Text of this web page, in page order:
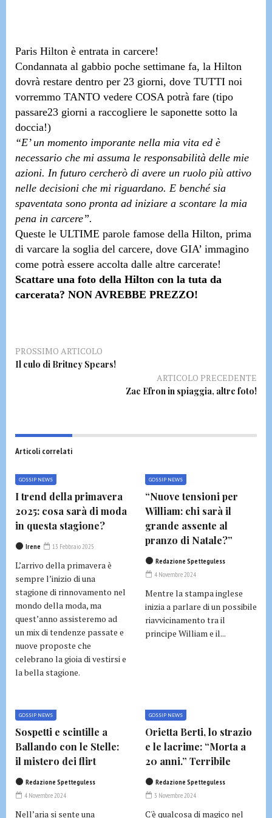
Paris Hilton è entrata in carcere!
Condannata al gabbio poche settimane fa, la Hilton
dovrà restare dentro per 23 giorni, dove TUTTI noi
vorremmo TANTO vedere COSA potrà fare (tipo
passare23 giorni a raccogliere le saponette sotto la
doccia!)
“E’ un momento imporante nella mia vita ed è
necessario che mi assuma le responsabilità delle mie
azioni. In futuro cercherò di avere un ruolo più attivo
nelle decisioni che mi riguardano. E benché sia
spaventata sono pronta ad iniziare a scontare la mia
pena in carcere”.
Queste le ULTIME parole famose della Hilton, prima
di varcare la soglia del carcere, dove GIA’ immagino
come potrà essere accolta dalle altre carcerate!
Scattare una foto della Hilton con la tuta da
carcerata? NON AVREBBE PREZZO!
PROSSIMO ARTICOLO
Il culo di Britney Spears!
ARTICOLO PRECEDENTE
Zac Efron in spiaggia, altre foto!
Articoli correlati
GOSSIP NEWS
I trend della primavera
2025: cosa sarà di moda
in questa stagione?
Irene 13 Febbraio 2025
L’arrivo della primavera è
sempre l’inizio di una
stagione di rinnovamento nel
mondo della moda, ma
quest’anno assisteremo ad
un mix di tendenze passate e
nuove proposte che
celebrano la gioia di vestirsi e
la bella stagione.
GOSSIP NEWS
“Nuove tensioni per
William: chi sarà il
grande assente al
pranzo di Natale?”
Redazione Spetteguless
4 Novembre 2024
Mentre la stampa inglese
inizia a parlare di un possibile
riavvicinamento tra il
principe William e il...
GOSSIP NEWS
Sospetti e scintille a
Ballando con le Stelle:
il mistero dei flirt
Redazione Spetteguless
4 Novembre 2024
Nell’aria si sente una
GOSSIP NEWS
Orietta Berti, lo strazio
e le lacrime: “Morta a
20 anni.” Terribile
Redazione Spetteguless
3 Novembre 2024
C'è qualcosa di magico nel